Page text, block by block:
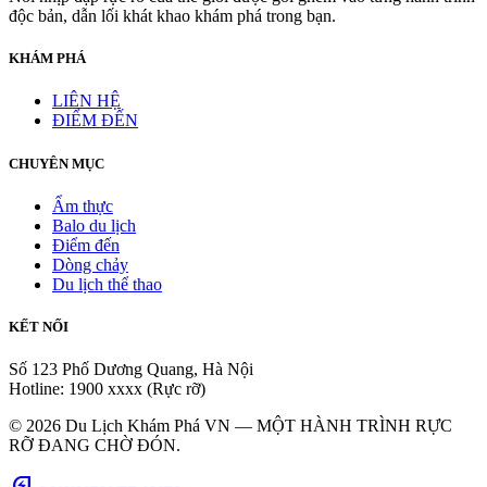
độc bản, dẫn lối khát khao khám phá trong bạn.
KHÁM PHÁ
LIÊN HỆ
ĐIỂM ĐẾN
CHUYÊN MỤC
Ẩm thực
Balo du lịch
Điểm đến
Dòng chảy
Du lịch thể thao
KẾT NỐI
Số 123 Phố Dương Quang, Hà Nội
Hotline: 1900 xxxx (Rực rỡ)
© 2026 Du Lịch Khám Phá VN — MỘT HÀNH TRÌNH RỰC
RỠ ĐANG CHỜ ĐÓN.